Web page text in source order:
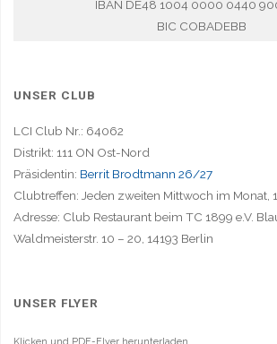
IBAN DE48 1004 0000 0440
BIC COBADEBB
UNSER CLUB
LCI Club Nr.: 64062
Distrikt: 111 ON Ost-Nord
Präsidentin: Berrit Brodtmann 26/27
Clubtreffen: Jeden zweiten Mittwoch im Monat,
Adresse: Club Restaurant beim TC 1899 e.V.
Waldmeisterstr. 10 – 20, 14193 Berlin
UNSER FLYER